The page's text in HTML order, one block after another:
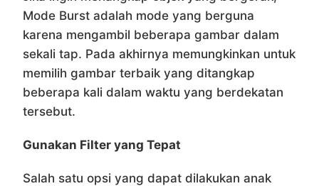
Mode Burst adalah mode yang berguna
karena mengambil beberapa gambar dalam
sekali tap. Pada akhirnya memungkinkan untuk
memilih gambar terbaik yang ditangkap
beberapa kali dalam waktu yang berdekatan
tersebut.
Gunakan Filter yang Tepat
Salah satu opsi yang dapat dilakukan anak